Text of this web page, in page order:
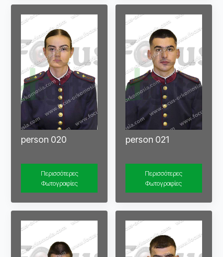
person 020
Περισσότερες
Φωτογραφίες
person 021
Περισσότερες
Φωτογραφίες